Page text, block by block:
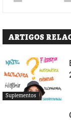
ARTIGOS
Suplementos